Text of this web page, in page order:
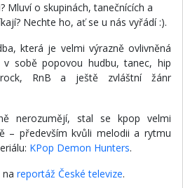
Mluví o skupinách, tanečnících a
Nechte ho, ať se u nás vyřádí :).
která je velmi výrazně ovlivněná
v sobě popovou hudbu, tanec, hip
RnB a ještě zvláštní žánr
nerozumějí, stal se kpop velmi
– především kvůli melodii a rytmu
KPop Demon Hunters.
reportáž České televize.